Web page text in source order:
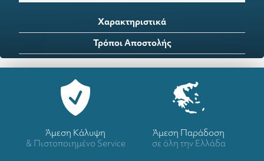
Χαρακτηριστικά
Τρόποι Αποστολής
Άμεση Κάλυψη
& Πιστοποιημένο Service
Άμεση Παράδοση
σε όλη την Ελλάδα